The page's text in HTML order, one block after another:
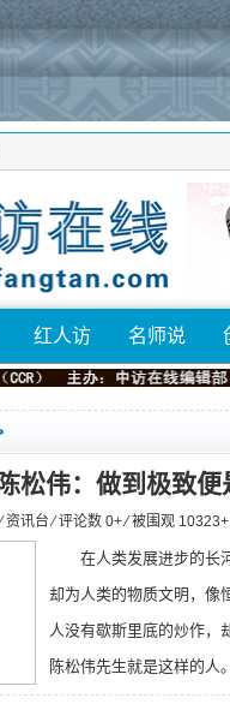
红人访 名师说
松伟：做到极致便
⁄资讯台⁄ 评论数 0+ ⁄ 被围观 10323+
在人类发展进步的长
却为人类的物质文明，像
人没有歇斯里底的炒作，
陈松伟先生就是这样的人